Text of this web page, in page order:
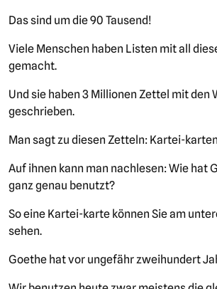
Das sind um die 90 Tausend!
Viele Menschen haben Listen mit all
gemacht.
Und sie haben 3 Millionen Zettel mit den
geschrieben.
Man sagt zu diesen Zetteln: Kartei-
Auf ihnen kann man nachlesen: Wie hat
ganz genau benutzt?
So eine Kartei-karte können Sie am
sehen.
Goethe hat vor ungefähr zweihundert